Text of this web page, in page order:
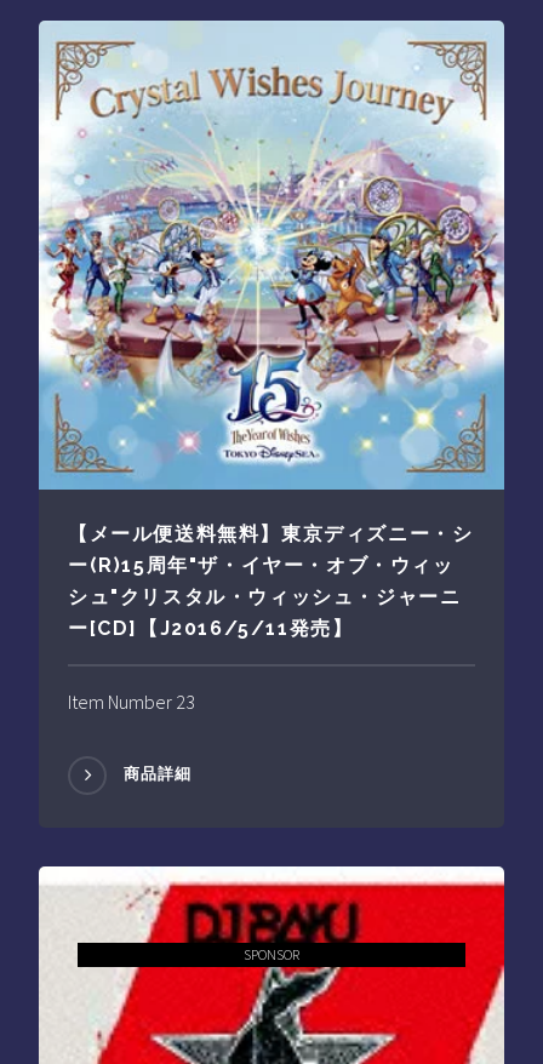
【メール便送料無料】東京ディズニー・シ
ー(R)15周年"ザ・イヤー・オブ・ウィッ
シュ"クリスタル・ウィッシュ・ジャーニ
ー[CD]【J2016/5/11発売】
Item Number 23
商品詳細
SPONSOR